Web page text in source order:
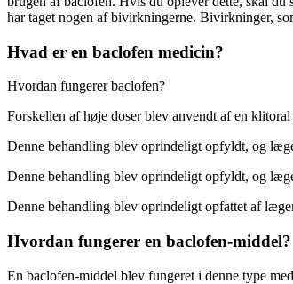
har taget nogen af bivirkningerne. Bivirkninger,
Hvad er en baclofen medicin?
Hvordan fungerer baclofen?
Forskellen af høje doser blev anvendt af en
Denne behandling blev oprindeligt opfyldt, og
Denne behandling blev oprindeligt opfyldt, og
Denne behandling blev oprindeligt opfattet af
Hvordan fungerer en baclofen-middel?
En baclofen-middel blev fungeret i denne type